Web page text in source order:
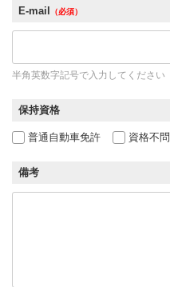
E-mail （必須）
半角英数字記号で入力してください
保持資格
普通自動車免許 資格不問
備考